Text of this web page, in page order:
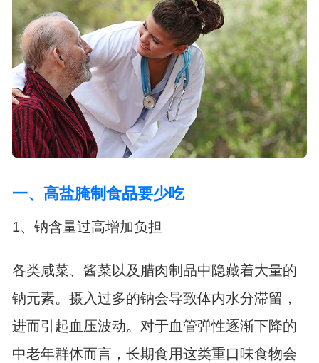
一、高盐腌制食品要少吃
1、钠含量过高增加负担
各类咸菜、酱菜以及腊肉制品中隐藏着大量的
钠元素。摄入过多的钠会导致体内水分滞留，
进而引起血压波动。对于血管弹性逐渐下降的
中老年群体而言，长期食用这类重口味食物会